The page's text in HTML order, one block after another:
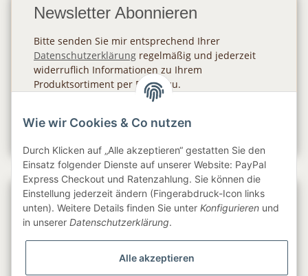
Newsletter Abonnieren
Bitte senden Sie mir entsprechend Ihrer
Datenschutzerklärung regelmäßig und jederzeit
widerruflich Informationen zu Ihrem
Produktsortiment per E-Mail zu.
Gesetzliche Informationen
Wie wir Cookies & Co nutzen
Durch Klicken auf „Alle akzeptieren“ gestatten Sie den
Einsatz folgender Dienste auf unserer Website: PayPal
Express Checkout und Ratenzahlung. Sie können die
Einstellung jederzeit ändern (Fingerabdruck-Icon links
unten). Weitere Details finden Sie unter Konfigurieren und
in unserer Datenschutzerklärung.
Alle akzeptieren